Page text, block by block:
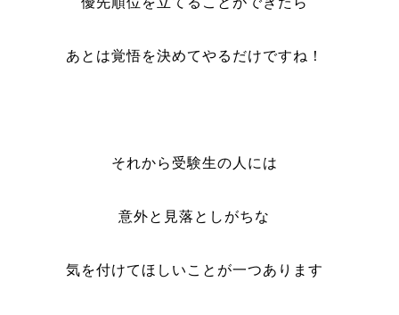
あとは覚悟を決めてやるだけですね！
それから受験生の人には
意外と見落としがちな
気を付けてほしいことが一つあります